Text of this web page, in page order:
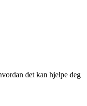
det kan hjelpe deg